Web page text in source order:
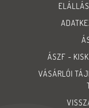
ÁSZF -
VÁSÁRLÓI